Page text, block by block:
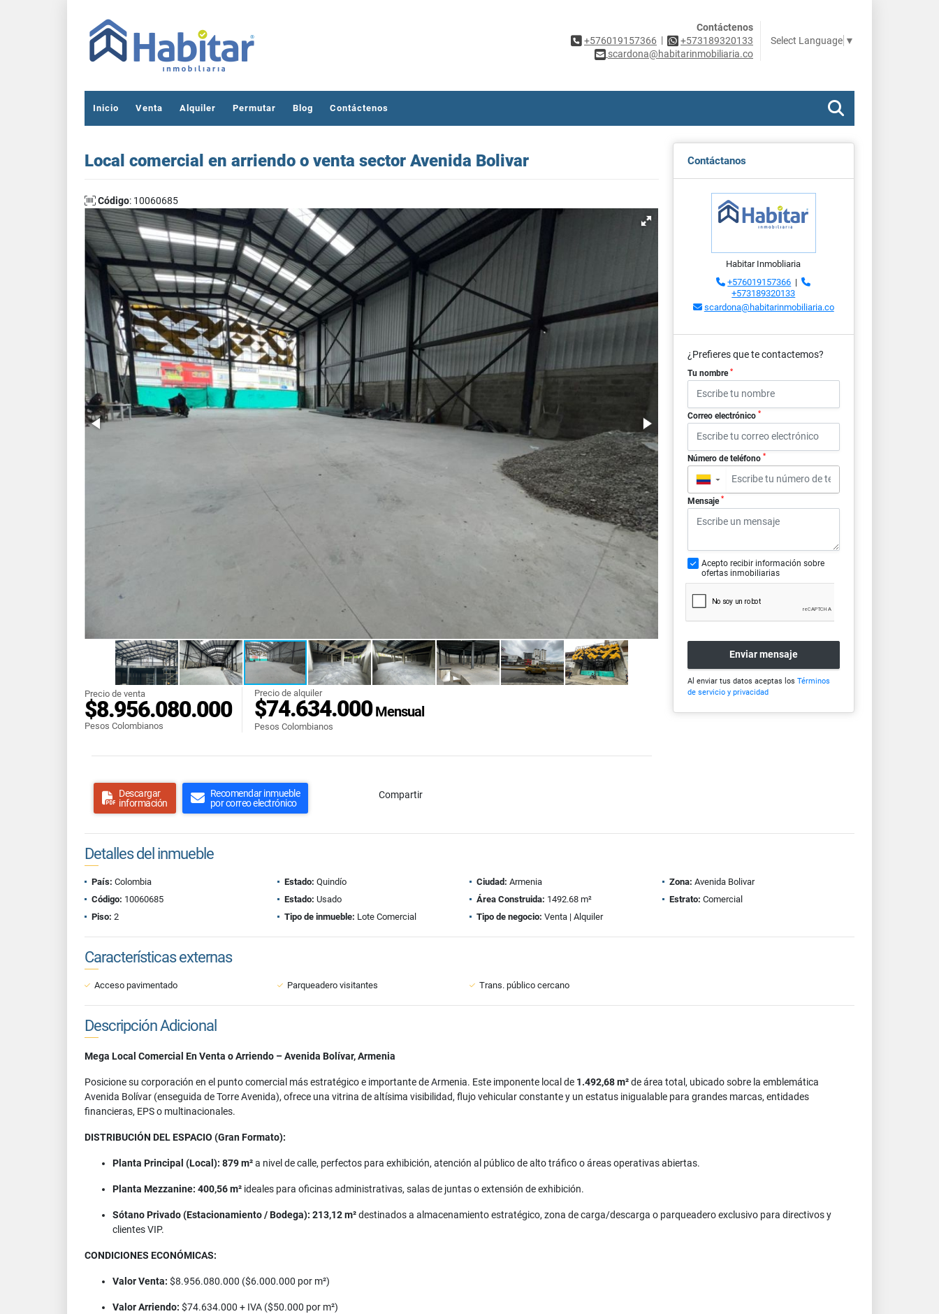
Contáctenos
+576019157366 |
+573189320133
scardona@habitarinmobiliaria.co
Select Language ▼
Inicio Venta Alquiler Permutar Blog Contáctenos
Local comercial en arriendo o venta sector Avenida Bolivar
Código: 10060685
Precio de venta
$8.956.080.000
Pesos Colombianos
Precio de alquiler
$74.634.000Mensual
Pesos Colombianos
Descargar
información
Recomendar inmueble
por correo electrónico
Compartir
Contáctanos
Habitar Inmobliaria
+576019157366 |
+573189320133
scardona@habitarinmobiliaria.co
¿Prefieres que te contactemos?
Tu nombre *
Correo electrónico *
Número de teléfono *
▼
Mensaje *
Acepto recibir información sobre
ofertas inmobiliarias
Enviar mensaje
Al enviar tus datos aceptas los Términos
de servicio y privacidad
Detalles del inmueble
País: Colombia Estado: Quindío Ciudad: Armenia Zona: Avenida Bolivar
Código: 10060685 Estado: Usado Área Construida: 1492.68 m² Estrato: Comercial
Piso: 2 Tipo de inmueble: Lote Comercial Tipo de negocio: Venta | Alquiler
Características externas
Acceso pavimentado Parqueadero visitantes Trans. público cercano
Descripción Adicional
Mega Local Comercial En Venta o Arriendo – Avenida Bolívar, Armenia
Posicione su corporación en el punto comercial más estratégico e importante de Armenia. Este imponente local de 1.492,68 m²de área total, ubicado sobre la emblemática
Avenida Bolívar (enseguida de Torre Avenida), ofrece una vitrina de altísima visibilidad, flujo vehicular constante y un estatus inigualable para grandes marcas, entidades
financieras, EPS o multinacionales.
DISTRIBUCIÓN DEL ESPACIO (Gran Formato):
Planta Principal (Local): 879 m²a nivel de calle, perfectos para exhibición, atención al público de alto tráfico o áreas operativas abiertas.
Planta Mezzanine: 400,56 m² ideales para oficinas administrativas, salas de juntas o extensión de exhibición.
Sótano Privado (Estacionamiento / Bodega): 213,12 m²destinados a almacenamiento estratégico, zona de carga/descarga o parqueadero exclusivo para directivos y
clientes VIP.
CONDICIONES ECONÓMICAS:
Valor Venta: $8.956.080.000 ($6.000.000 por m²)
Valor Arriendo: $74.634.000 + IVA ($50.000 por m²)